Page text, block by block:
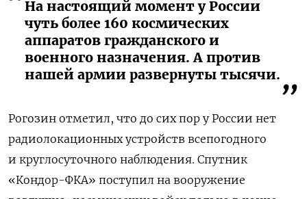
На настоящий момент у России
чуть более 160 космических
аппаратов гражданского и
военного назначения. А против
нашей армии развернуты тысячи.
Рогозин отметил, что до сих пор у России нет
радиолокационных устройств всепогодного
и круглосуточного наблюдения. Спутник
«Кондор-ФКА» поступил на вооружение